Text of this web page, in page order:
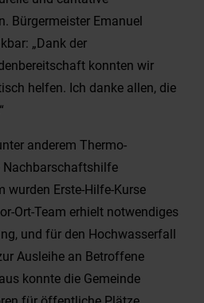
Bürgermeister Emanuel
„Dank der
konnten wir
helfen. Ich danke allen, die
anderem Thermo-
Nachbarschaftshilfe
wurden Erste-Hilfe-Kurse
Ort-Team erhielt notwendiges
und für den Hochwasserfall
Ausleihe an Betroffene
konnte die Gemeinde